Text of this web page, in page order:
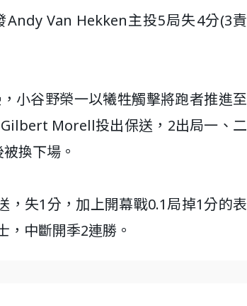
Van Hekken主投5局失4分(3責
小谷野榮一以犧牲觸擊將跑者推進至
Morell投出保送，2出局一、二
換下場。
，失1分，加上開幕戰0.1局掉1分的表
，中斷開季2連勝。